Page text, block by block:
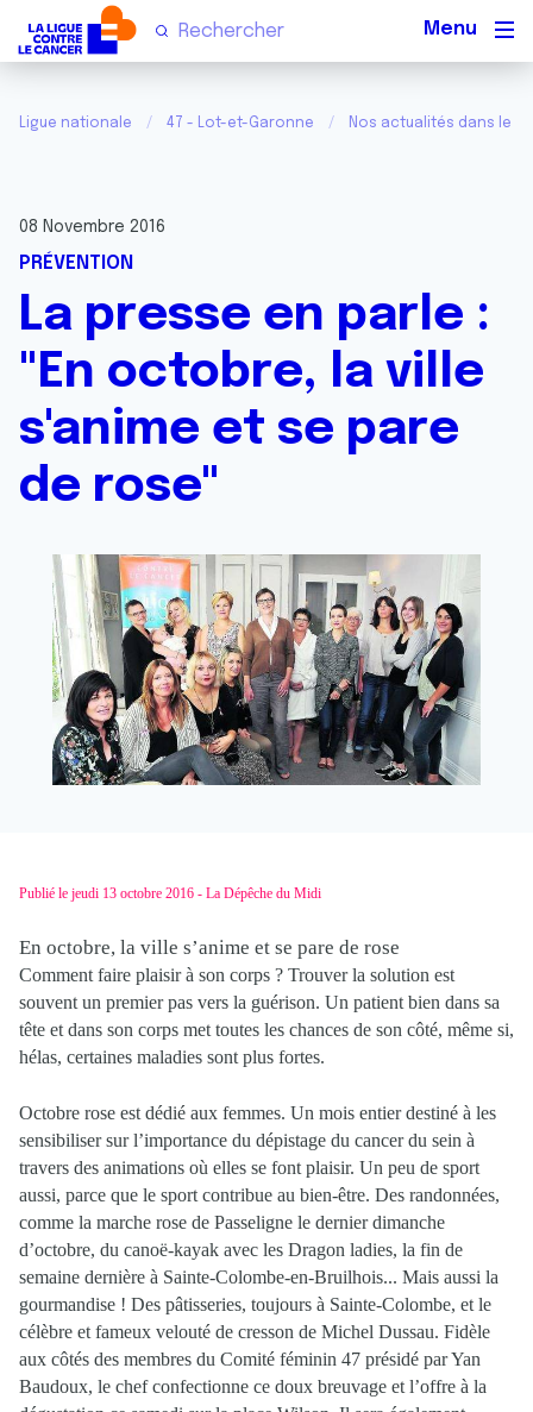
Ligue nationale 47 - Lot-et-Garonne Nos actualités dans le
08 Novembre 2016
PRÉVENTION
La presse en parle :
"En octobre, la ville
s'anime et se pare
de rose"
Publié le jeudi 13 octobre 2016 - La Dépêche du Midi
En octobre, la ville s’anime et se pare de rose
Comment faire plaisir à son corps ? Trouver la solution est
souvent un premier pas vers la guérison. Un patient bien dans sa
tête et dans son corps met toutes les chances de son côté, même si,
hélas, certaines maladies sont plus fortes.
Octobre rose est dédié aux femmes. Un mois entier destiné à les
sensibiliser sur l’importance du dépistage du cancer du sein à
travers des animations où elles se font plaisir. Un peu de sport
aussi, parce que le sport contribue au bien-être. Des randonnées,
comme la marche rose de Passeligne le dernier dimanche
d’octobre, du canoë-kayak avec les Dragon ladies, la fin de
semaine dernière à Sainte-Colombe-en-Bruilhois... Mais aussi la
gourmandise ! Des pâtisseries, toujours à Sainte-Colombe, et le
célèbre et fameux velouté de cresson de Michel Dussau. Fidèle
aux côtés des membres du Comité féminin 47 présidé par Yan
Baudoux, le chef confectionne ce doux breuvage et l’offre à la